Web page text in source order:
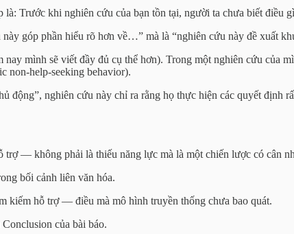
Trước khi nghiên cứu của bạn tồn tại, người ta chưa biết điều
góp phần hiểu rõ hơn về…” mà là “nghiên cứu này đề xuất
mình sẽ viết đầy đủ cụ thể hơn). Trong một nghiên cứu của
non-help-seeking behavior).
động”, nghiên cứu này chỉ ra rằng họ thực hiện các quyết
— không phải là thiếu năng lực mà là một chiến lược có cân
bối cảnh liên văn hóa.
kiếm hỗ trợ — điều mà mô hình truyền thống chưa bao quát.
của bài báo.